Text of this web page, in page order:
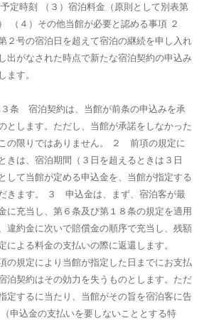
定時刻 （３）宿泊料金（原則として別表第
（４）その他当館が必要と認める事項 ２
２号の宿泊日を超えて宿泊の継続を申し入れ
出がなされた時点で新たな宿泊契約の申込み
ます。
条 宿泊契約は、当館が前条の申込みを承
とします。ただし、当館が承諾をしなかった
の限りではありません。 ２ 前項の規定に
きは、宿泊期間（３日を超えるときは３日
して当館が定める申込金を、当館が指定する
きます。 ３ 申込金は、まず、宿泊客が最
に充当し、第６条及び第１８条の規定を適用
違約金に次いで賠償金の順序で充当し、残額
による料金の支払いの際に返還します。
規定により当館が指定した日までにお支払
泊契約はその効力を失うものとします。ただ
定するに当たり、当館がその旨を宿泊客に告
（申込金の支払いを要しないこととする特